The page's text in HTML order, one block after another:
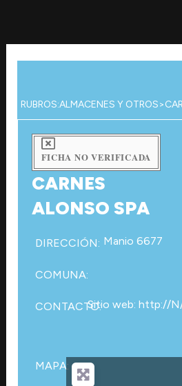
contenido
RUBROS:ALMACENES Y OTROS>
FICHA NO VERIFICADA
CARNES
ALONSO SPA
DIRECCIÓN: Manio 6677
COMUNA:
CONTACTO:Sitio web: http://
MAPA: